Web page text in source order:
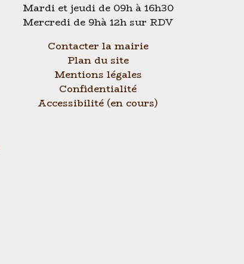
Mardi et jeudi de 09h à 16h30
Mercredi de 9hà 12h sur RDV
Contacter la mairie
Plan du site
Mentions légales
Confidentialité
Accessibilité (en cours)